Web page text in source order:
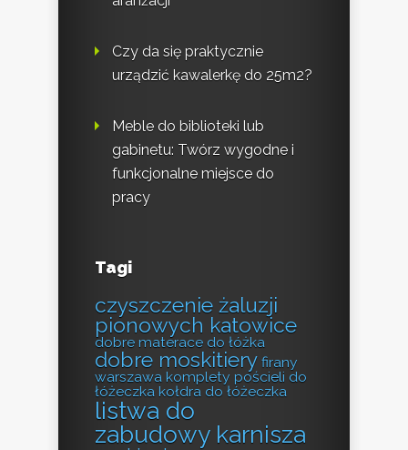
Czy da się praktycznie
urządzić kawalerkę do 25m2?
Meble do biblioteki lub
gabinetu: Twórz wygodne i
funkcjonalne miejsce do
pracy
Tagi
czyszczenie żaluzji
pionowych katowice
dobre materace do łóżka
dobre moskitiery firany
warszawa komplety pościeli do
łóżeczka kołdra do łóżeczka
listwa do
zabudowy karnisza